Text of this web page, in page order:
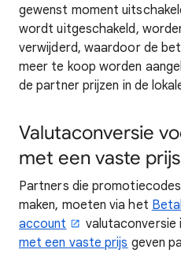
gewenst moment
wordt uitgeschakeld,
verwijderd, waardoor de
meer te koop worden
de partner prijzen in de
Valutaconversie
met een vaste prijs
Partners die
maken, moeten via het
account
valutaconversie
met een vaste prijs geven